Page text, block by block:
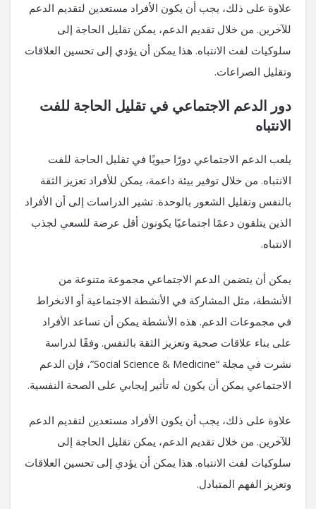
علاوة على ذلك، يجب أن يكون الأفراد مستعدين لتقديم الدعم
للآخرين. من خلال تقديم الدعم، يمكن تقليل الحاجة إلى
سلوكيات لفت الانتباه. هذا يمكن أن يؤدي إلى تحسين العلاقات
وتقليل الصراعات.
دور الدعم الاجتماعي في تقليل الحاجة للفت
الانتباه
يلعب الدعم الاجتماعي دورًا حيويًا في تقليل الحاجة للفت
الانتباه. من خلال توفير بيئة داعمة، يمكن للأفراد تعزيز الثقة
بالنفس وتقليل الشعور بالوحدة. تشير الدراسات إلى أن الأفراد
الذين يتلقون دعمًا اجتماعيًا يكونون أقل عرضة للسعي لجذب
الانتباه.
يمكن أن يتضمن الدعم الاجتماعي مجموعة متنوعة من
الأنشطة، مثل المشاركة في الأنشطة الاجتماعية أو الانخراط
في مجموعات الدعم. هذه الأنشطة يمكن أن تساعد الأفراد
على بناء علاقات صحية وتعزيز الثقة بالنفس. وفقًا لدراسة
نشرت في مجلة “Social Science & Medicine”، فإن الدعم
الاجتماعي يمكن أن يكون له تأثير إيجابي على الصحة النفسية.
علاوة على ذلك، يجب أن يكون الأفراد مستعدين لتقديم الدعم
للآخرين. من خلال تقديم الدعم، يمكن تقليل الحاجة إلى
سلوكيات لفت الانتباه. هذا يمكن أن يؤدي إلى تحسين العلاقات
وتعزيز الفهم المتبادل.